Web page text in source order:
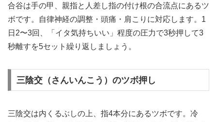
合谷は手の甲、親指と人差し指の付け根の合流点にあるツ
ボです。自律神経の調整・頭痛・肩こりに対応します。1
日2〜3回、「イタ気持ちいい」程度の圧力で3秒押して3
秒離すを5セット繰り返しましょう。
三陰交（さんいんこう）のツボ押し
三陰交は内くるぶしの上、指4本分にあるツボです。冷